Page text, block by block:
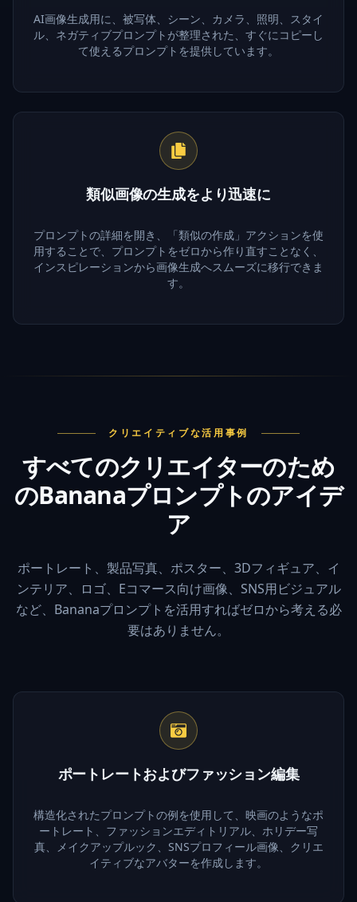
AI画像生成用に、被写体、シーン、カメラ、照明、スタイ
ル、ネガティブプロンプトが整理された、すぐにコピーし
て使えるプロンプトを提供しています。
類似画像の生成をより迅速に
プロンプトの詳細を開き、「類似の作成」アクションを使
用することで、プロンプトをゼロから作り直すことなく、
インスピレーションから画像生成へスムーズに移行できま
す。
クリエイティブな活用事例
すべてのクリエイターのため
のBananaプロンプトのアイデ
ア
ポートレート、製品写真、ポスター、3Dフィギュア、イ
ンテリア、ロゴ、Eコマース向け画像、SNS用ビジュアル
など、Bananaプロンプトを活用すればゼロから考える必
要はありません。
ポートレートおよびファッション編集
構造化されたプロンプトの例を使用して、映画のようなポ
ートレート、ファッションエディトリアル、ホリデー写
真、メイクアップルック、SNSプロフィール画像、クリエ
イティブなアバターを作成します。